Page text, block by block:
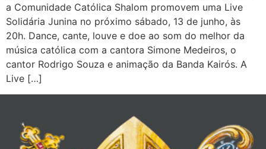
a Comunidade Católica Shalom promovem uma Live
Solidária Junina no próximo sábado, 13 de junho, às
20h. Dance, cante, louve e doe ao som do melhor da
música católica com a cantora Simone Medeiros, o
cantor Rodrigo Souza e animação da Banda Kairós. A
Live […]